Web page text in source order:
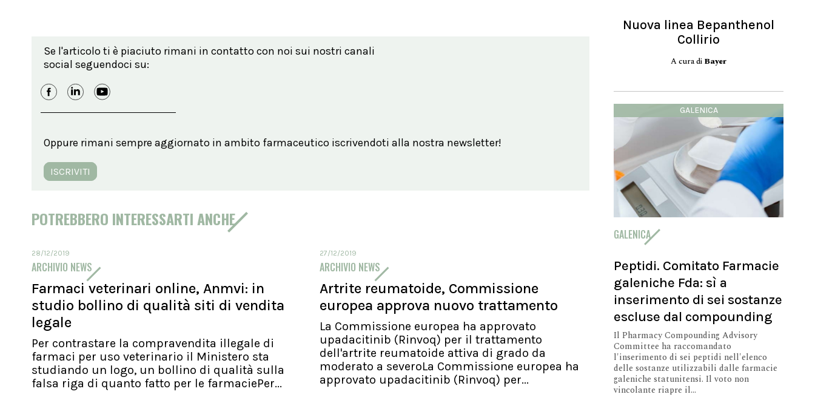
Se l'articolo ti è piaciuto rimani in contatto con noi sui nostri canali
social seguendoci su:
Oppure rimani sempre aggiornato in ambito farmaceutico iscrivendoti alla nostra newsletter!
ISCRIVITI
POTREBBERO INTERESSARTI ANCHE
28/12/2019
ARCHIVIO NEWS
Farmaci veterinari online, Anmvi: in
studio bollino di qualità siti di vendita
legale
Per contrastare la compravendita illegale di
farmaci per uso veterinario il Ministero sta
studiando un logo, un bollino di qualità sulla
falsa riga di quanto fatto per le farmaciePer...
27/12/2019
ARCHIVIO NEWS
Artrite reumatoide, Commissione
europea approva nuovo trattamento
La Commissione europea ha approvato
upadacitinib (Rinvoq) per il trattamento
dell'artrite reumatoide attiva di grado da
moderato a severoLa Commissione europea ha
approvato upadacitinib (Rinvoq) per...
Nuova linea Bepanthenol
Collirio
A cura di Bayer
GALENICA
GALENICA
Peptidi. Comitato Farmacie
galeniche Fda: sì a
inserimento di sei sostanze
escluse dal compounding
Il Pharmacy Compounding Advisory
Committee ha raccomandato
l'inserimento di sei peptidi nell'elenco
delle sostanze utilizzabili dalle farmacie
galeniche statunitensi. Il voto non
vincolante riapre il...